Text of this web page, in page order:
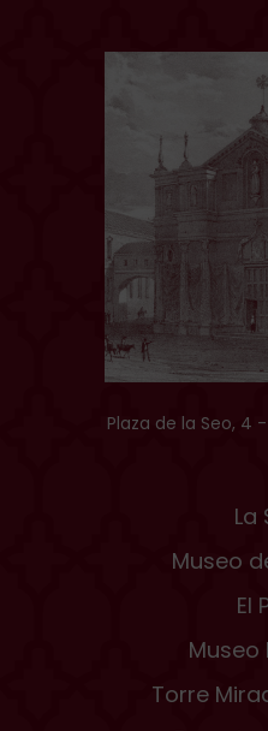
Plaza de la Seo, 4
La
Museo
El
Museo
Torre